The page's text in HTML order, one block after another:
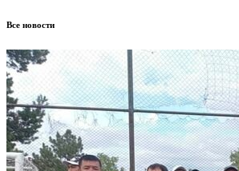
Все новости